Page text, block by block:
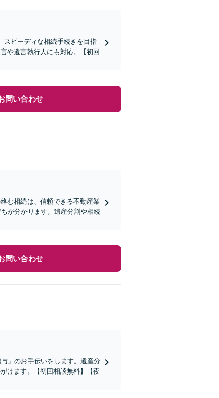
スピーディな相続手続きを目指
や遺言執行人にも対応。【初回
問い合わせ
む相続は、信頼できる不動産業
が分かります。遺産分割や相続
問い合わせ
」のお手伝いをします。遺産分
けます。【初回相談無料】【夜